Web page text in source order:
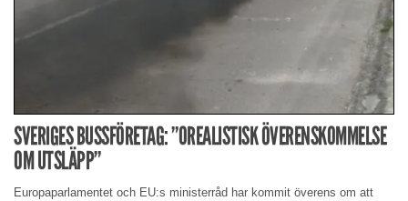
SVERIGES BUSSFÖRETAG: ”OREALISTISK ÖVERENSKOMMELSE
OM UTSLÄPP”
Europaparlamentet och EU:s ministerråd har kommit överens om att